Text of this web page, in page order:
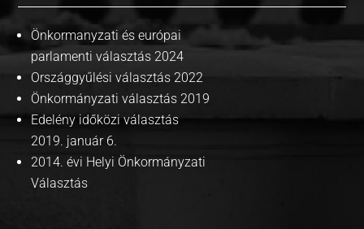
Önkormanyzati és európai
parlamenti választás 2024
Országgyűlési választás 2022
Önkormányzati választás 2019
Edelény időközi választás
2019. január 6.
2014. évi Helyi Önkormányzati
Választás